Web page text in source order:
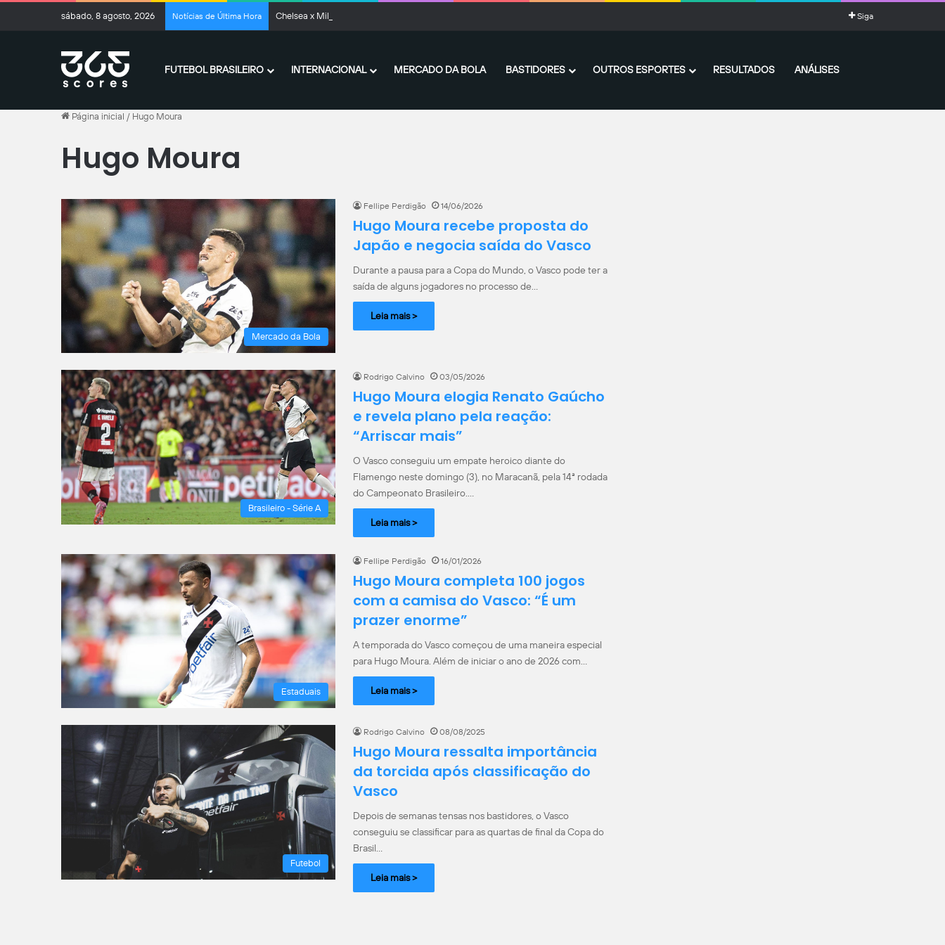
sábado, 8 agosto, 2026 Notícias de Última Hora Chelsea x Milan: onde assistir ao vivo, horário e escalações confirmadas Siga
FUTEBOL BRASILEIRO INTERNACIONAL MERCADO DA BOLA BASTIDORES OUTROS ESPORTES RESULTADOS ANÁLISES
Página inicial / Hugo Moura
Hugo Moura
Mercado da Bola
Fellipe Perdigão 14/06/2026
Hugo Moura recebe proposta do
Japão e negocia saída do Vasco
Durante a pausa para a Copa do Mundo, o Vasco pode ter a
saída de alguns jogadores no processo de…
Leia mais >
Brasileiro - Série A
Rodrigo Calvino 03/05/2026
Hugo Moura elogia Renato Gaúcho
e revela plano pela reação:
“Arriscar mais”
O Vasco conseguiu um empate heroico diante do
Flamengo neste domingo (3), no Maracanã, pela 14ª rodada
do Campeonato Brasileiro.…
Leia mais >
Estaduais
Fellipe Perdigão 16/01/2026
Hugo Moura completa 100 jogos
com a camisa do Vasco: “É um
prazer enorme”
A temporada do Vasco começou de uma maneira especial
para Hugo Moura. Além de iniciar o ano de 2026 com…
Leia mais >
Futebol
Rodrigo Calvino 08/08/2025
Hugo Moura ressalta importância
da torcida após classificação do
Vasco
Depois de semanas tensas nos bastidores, o Vasco
conseguiu se classificar para as quartas de final da Copa do
Brasil…
Leia mais >